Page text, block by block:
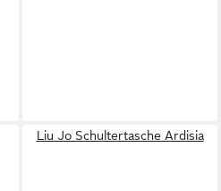
Liu Jo Schultertasche Ardisia